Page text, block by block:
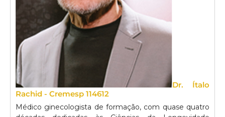
Dr. Ítalo
Rachid - Cremesp 114612
Médico ginecologista de formação, com quase quatro